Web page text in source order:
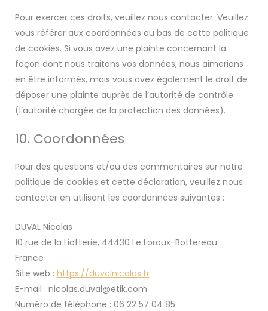
Pour exercer ces droits, veuillez nous contacter. Veuillez
vous référer aux coordonnées au bas de cette politique
de cookies. Si vous avez une plainte concernant la
façon dont nous traitons vos données, nous aimerions
en être informés, mais vous avez également le droit de
déposer une plainte auprès de l’autorité de contrôle
(l’autorité chargée de la protection des données).
10. Coordonnées
Pour des questions et/ou des commentaires sur notre
politique de cookies et cette déclaration, veuillez nous
contacter en utilisant les coordonnées suivantes :
DUVAL Nicolas
10 rue de la Liotterie, 44430 Le Loroux-Bottereau
France
Site web : https://duvalnicolas.fr
E-mail : nicolas.duval@etik.com
Numéro de téléphone : 06 22 57 04 85